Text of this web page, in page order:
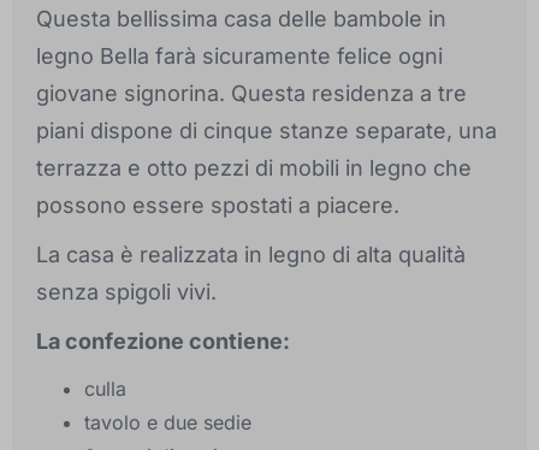
Questa bellissima casa delle bambole in
legno Bella farà sicuramente felice ogni
giovane signorina. Questa residenza a tre
piani dispone di cinque stanze separate, una
terrazza e otto pezzi di mobili in legno che
possono essere spostati a piacere.
La casa è realizzata in legno di alta qualità
senza spigoli vivi.
La confezione contiene:
culla
tavolo e due sedie